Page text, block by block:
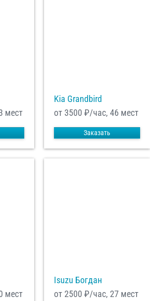
мест
Kia Grandbird
от 3500 ₽/час, 46 мест
Заказать
мест
Isuzu Богдан
от 2500 ₽/час, 27 мест